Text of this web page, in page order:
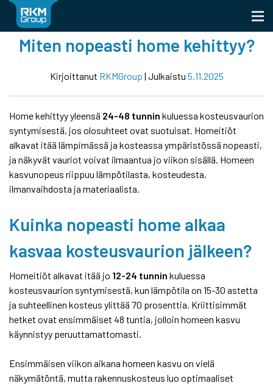
Skip
contentMiten nopeasti home kehittyy?
Kirjoittanut RKMGroup | Julkaistu 5.11.2025
Home kehittyy yleensä 24-48 tunnin kuluessa kosteusvaurion
syntymisestä, jos olosuhteet ovat suotuisat. Homeitiöt
alkavat itää lämpimässä ja kosteassa ympäristössä nopeasti,
ja näkyvät vauriot voivat ilmaantua jo viikon sisällä. Homeen
kasvunopeus riippuu lämpötilasta, kosteudesta,
ilmanvaihdosta ja materiaalista.
Kuinka nopeasti home alkaa
kasvaa kosteusvaurion jälkeen?
Homeitiöt alkavat itää jo 12-24 tunnin kuluessa
kosteusvaurion syntymisestä, kun lämpötila on 15-30 astetta
ja suhteellinen kosteus ylittää 70 prosenttia. Kriittisimmät
hetket ovat ensimmäiset 48 tuntia, jolloin homeen kasvu
käynnistyy peruuttamattomasti.
Ensimmäisen viikon aikana homeen kasvu on vielä
näkymätöntä, mutta rakennuskosteus luo optimaaliset